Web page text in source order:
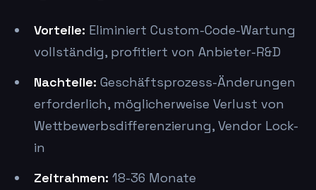
Vorteile: Eliminiert Custom-Code-Wartung
vollständig, profitiert von Anbieter-R&D
Nachteile: Geschäftsprozess-Änderungen
erforderlich, möglicherweise Verlust von
Wettbewerbsdifferenzierung, Vendor Lock-
in
Zeitrahmen: 18-36 Monate